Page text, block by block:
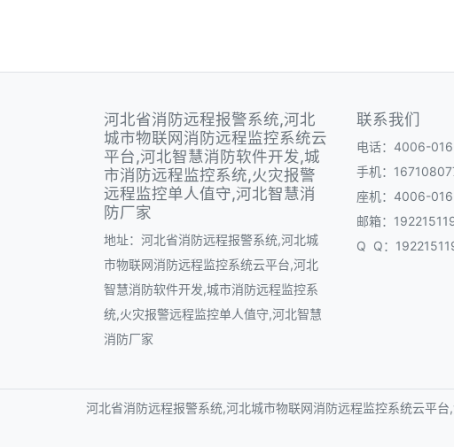
河北省消防远程报警系统,河北
城市物联网消防远程监控系统云
平台,河北智慧消防软件开发,城
市消防远程监控系统,火灾报警
远程监控单人值守,河北智慧消
防厂家
地址：河北省消防远程报警系统,河北城
市物联网消防远程监控系统云平台,河北
智慧消防软件开发,城市消防远程监控系
统,火灾报警远程监控单人值守,河北智慧
消防厂家
联系我们
电话：4006-
手机：
座机：4006-
邮箱：
Q Q：
河北省消防远程报警系统,河北城市物联网消防远程监控系统云平